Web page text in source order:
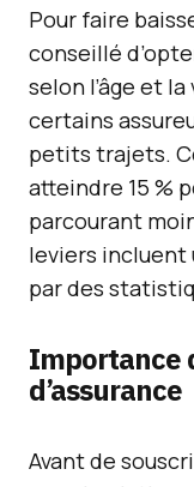
Pour faire
conseillé
selon l’âge et
certains
petits trajets.
atteindre 15 %
parcourant
leviers incluent
par des
Importance
d’assurance
Avant de